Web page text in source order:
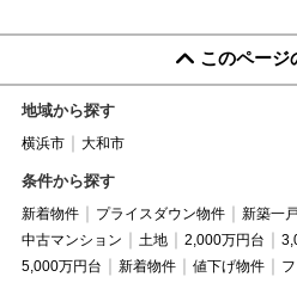
このページ
地域から探す
横浜市 大和市
条件から探す
新着物件 プライスダウン物件 新築一
中古マンション
土地 2,000万円台
5,000万円台
新着物件 値下げ物件